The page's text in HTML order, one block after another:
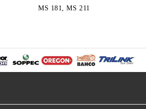
MS 181, MS 211